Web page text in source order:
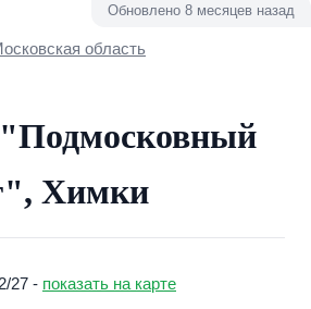
область
Химки
27 - показать на карте
Обновлено 8 месяцев назад